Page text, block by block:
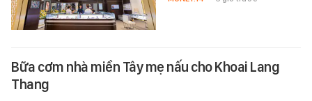
Bữa cơm nhà miền Tây mẹ nấu cho Khoai Lang
Thang